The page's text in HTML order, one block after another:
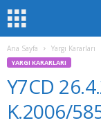
Ana Sayfa Yargı Kararları
YARGI KARARLARI
Y7CD
K.2006/